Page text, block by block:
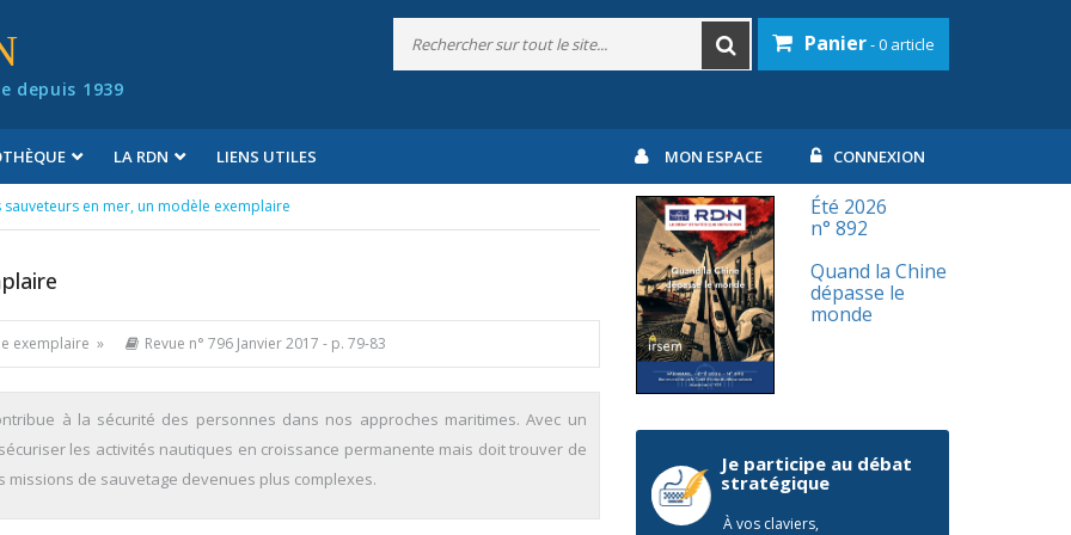
depuis 1939
Panier- 0 article
LA RDN LIENS UTILES MON ESPACE CONNEXION
sauveteurs en mer, un modèle exemplaire
exemplaire » Revue n° 796 Janvier 2017 - p. 79-83
à la sécurité des personnes dans nos approches maritimes. Avec un
les activités nautiques en croissance permanente mais doit trouver de
de sauvetage devenues plus complexes.
Été 2026
n° 892
Quand la Chine
dépasse le
monde
Je participe au débat
stratégique
À vos claviers,